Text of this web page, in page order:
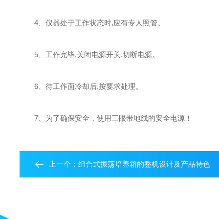
4、仪器处于工作状态时,应有专人照管。
5、工作完毕,关闭电源开关,切断电源。
6、待工作面冷却后,按要求处理。
7、为了确保安全，使用三眼带地线的安全电源！
上一个：组合式振荡培养箱的整机设计及产品特色